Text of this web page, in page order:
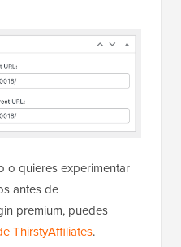
o quieres experimentar
antes de
premium, puedes
ThirstyAffiliates.